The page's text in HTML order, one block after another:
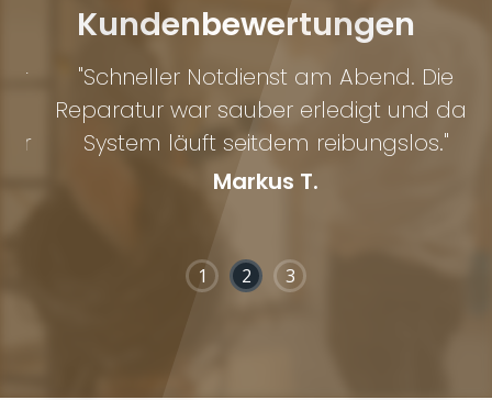
Kundenbewertungen
"Schneller Notdienst am Abend. Die
Reparatur war sauber erledigt und das
System läuft seitdem reibungslos."
Markus T.
1 2 3